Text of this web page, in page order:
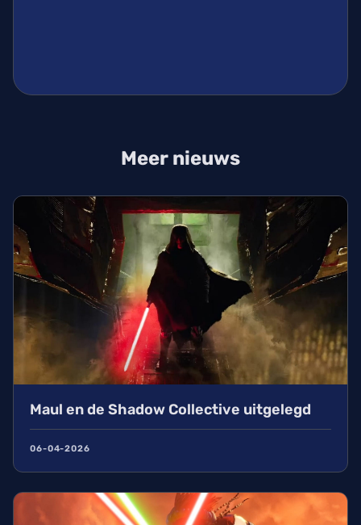
Meer nieuws
Maul en de Shadow Collective uitgelegd
06-04-2026